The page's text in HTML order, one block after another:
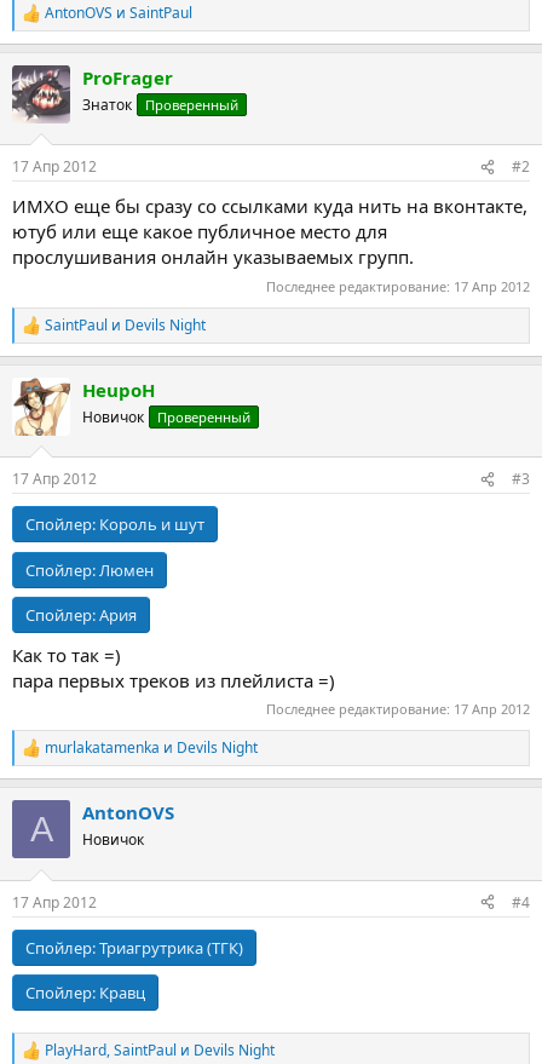
Р
е
к
ц
и
AntonOVS и SaintPaul
ProFrager
Знаток Проверенный
17 Апр 2012 #2
ИМХО еще бы сразу со ссылками куда нить на вконтакте,
ютуб или еще какое публичное место для
прослушивания онлайн указываемых групп.
Последнее редактирование: 17 Апр 2012
Р
е
к
ц
и
SaintPaul и Devils Night
HeupoH
Новичок Проверенный
17 Апр 2012 #3
Спойлер: Король и шут
Спойлер: Люмен
Спойлер:Ария
Как то так =)
пара первых треков из плейлиста =)
Последнее редактирование: 17 Апр 2012
Р
е
murlakatamenka и Devils Night
A AntonOVS
Новичок
17 Апр 2012 #4
Спойлер:Триагрутрика (ТГК)
Спойлер: Кравц
Р PlayHard,SaintPaul и Devils Night